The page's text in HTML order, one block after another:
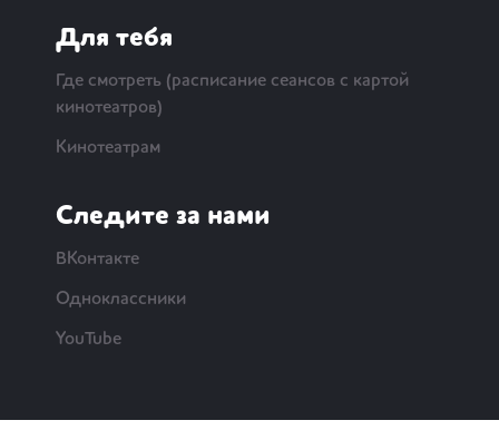
Для тебя
Где смотреть (расписание сеансов с картой
кинотеатров)
Кинотеатрам
Следите за нами
ВКонтакте
Одноклассники
YouTube